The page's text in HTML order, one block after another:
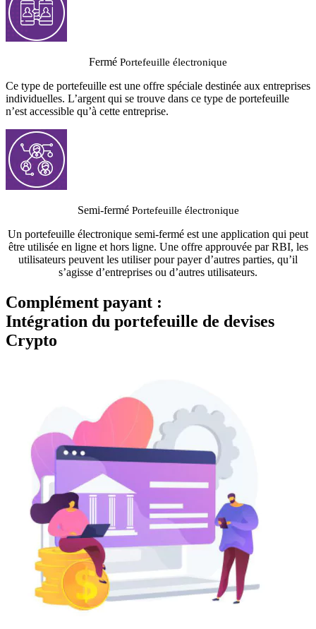
Fermé Portefeuille électronique
Ce type de portefeuille est une offre spéciale destinée aux entreprises
individuelles. L’argent qui se trouve dans ce type de portefeuille
n’est accessible qu’à cette entreprise.
Semi-fermé Portefeuille électronique
Un portefeuille électronique semi-fermé est une application qui peut
être utilisée en ligne et hors ligne. Une offre approuvée par RBI, les
utilisateurs peuvent les utiliser pour payer d’autres parties, qu’il
s’agisse d’entreprises ou d’autres utilisateurs.
Complément payant :
Intégration du portefeuille de devises
Crypto